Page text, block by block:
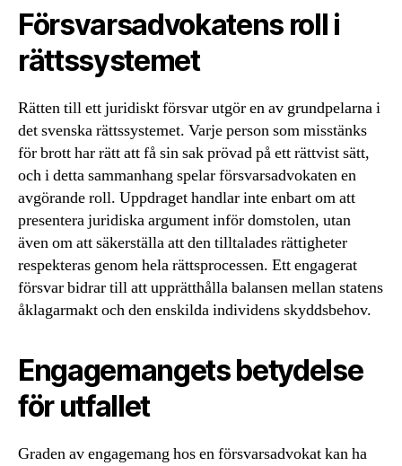
Försvarsadvokatens roll i
rättssystemet
Rätten till ett juridiskt försvar utgör en av grundpelarna i
det svenska rättssystemet. Varje person som misstänks
för brott har rätt att få sin sak prövad på ett rättvist sätt,
och i detta sammanhang spelar försvarsadvokaten en
avgörande roll. Uppdraget handlar inte enbart om att
presentera juridiska argument inför domstolen, utan
även om att säkerställa att den tilltalades rättigheter
respekteras genom hela rättsprocessen. Ett engagerat
försvar bidrar till att upprätthålla balansen mellan statens
åklagarmakt och den enskilda individens skyddsbehov.
Engagemangets betydelse
för utfallet
Graden av engagemang hos en försvarsadvokat kan ha